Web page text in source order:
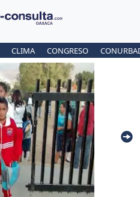
CLIMA CONGRESO